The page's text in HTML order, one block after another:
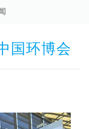
国环博会